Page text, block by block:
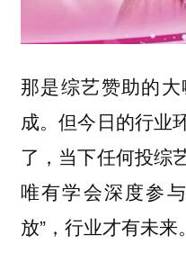
那是综艺赞助的
成。但今日的行业
了，当下任何投综
唯有学会深度参
放”，行业才有未来。